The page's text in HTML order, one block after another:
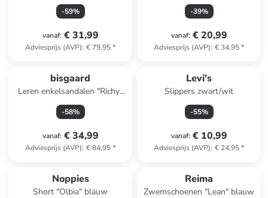
"Becky" lichtroze
-59%
vanaf: € 31,99
Adviesprijs (AVP): € 79,95*
wit/lichtblauw
-39%
vanaf: € 20,99
Adviesprijs (AVP): € 34,95*
bisgaard
Leren enkelsandalen "Richy"
kaki
-58%
vanaf: € 34,99
Adviesprijs (AVP): € 84,95*
Levi's
Slippers zwart/wit
-55%
vanaf: € 10,99
Adviesprijs (AVP): € 24,95*
Noppies
Short "Olbia" blauw
Reima
Zwemschoenen "Lean" blauw